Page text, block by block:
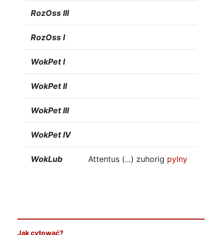
RozOss III
RozOss I
WokPet I
WokPet II
WokPet III
WokPet IV
WokLub Attentus (...) zuhorig pylny
Jak cytować?